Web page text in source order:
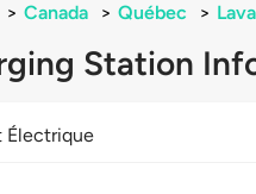
> Canada > Québec >
Station
Électrique